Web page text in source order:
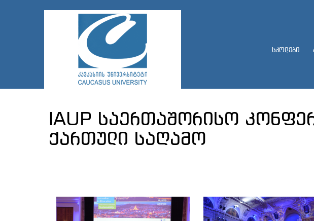
სკოლები
IAUP საერთაშორისო
ქართული საღამო